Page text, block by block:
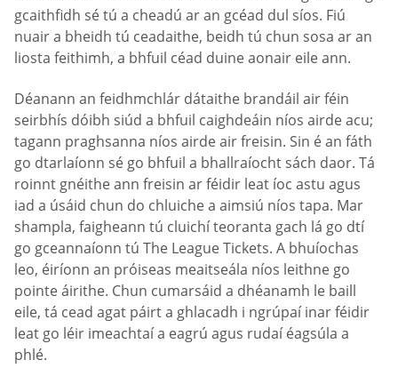
gcaithfidh sé tú a cheadú ar an gcéad dul síos. Fiú
nuair a bheidh tú ceadaithe, beidh tú chun sosa ar an
liosta feithimh, a bhfuil céad duine aonair eile ann.
Déanann an feidhmchlár dátaithe brandáil air féin
seirbhís dóibh siúd a bhfuil caighdeáin níos airde acu;
tagann praghsanna níos airde air freisin. Sin é an fáth
go dtarlaíonn sé go bhfuil a bhallraíocht sách daor. Tá
roinnt gnéithe ann freisin ar féidir leat íoc astu agus
iad a úsáid chun do chluiche a aimsiú níos tapa. Mar
shampla, faigheann tú cluichí teoranta gach lá go dtí
go gceannaíonn tú The League Tickets. A bhuíochas
leo, éiríonn an próiseas meaitseála níos leithne go
pointe áirithe. Chun cumarsáid a dhéanamh le baill
eile, tá cead agat páirt a ghlacadh i ngrúpaí inar féidir
leat go léir imeachtaí a eagrú agus rudaí éagsúla a
phlé.